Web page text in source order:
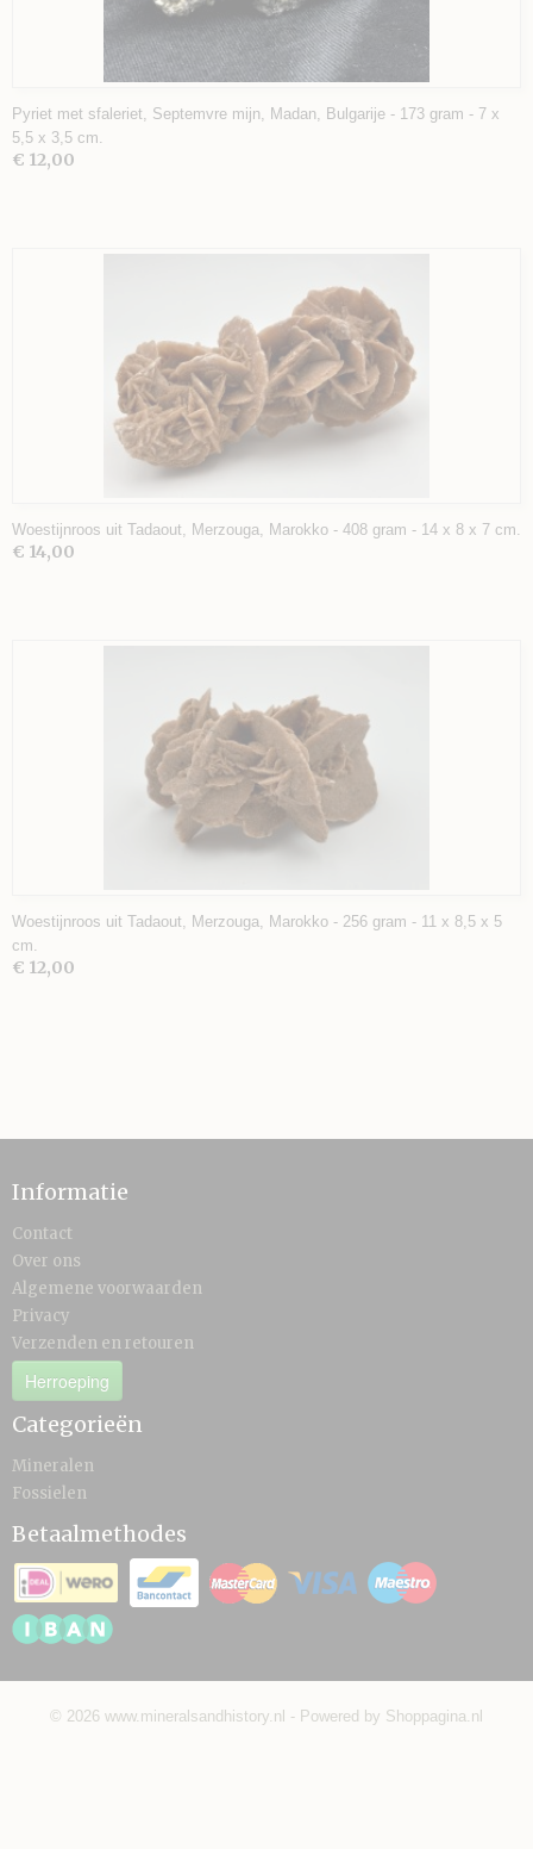
Pyriet met sfaleriet, Septemvre mijn, Madan, Bulgarije - 173 gram - 7 x
5,5 x 3,5 cm.
€ 12,00
Woestijnroos uit Tadaout, Merzouga, Marokko - 408 gram - 14 x 8 x 7 cm.
€ 14,00
Woestijnroos uit Tadaout, Merzouga, Marokko - 256 gram - 11 x 8,5 x 5
cm.
€ 12,00
Informatie
Contact
Over ons
Algemene voorwaarden
Privacy
Verzenden en retouren
Herroeping
Categorieën
Mineralen
Fossielen
Betaalmethodes
© 2026 www.mineralsandhistory.nl - Powered by Shoppagina.nl